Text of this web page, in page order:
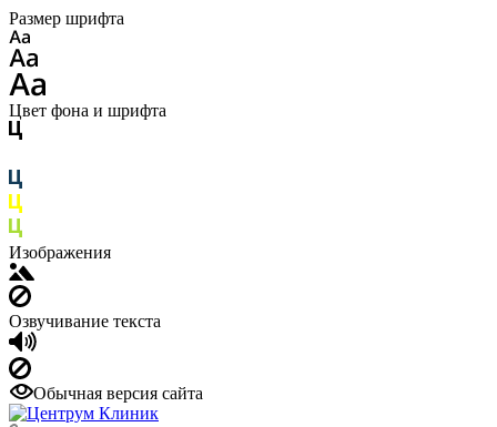
Размер шрифта
Цвет фона и шрифта
Изображения
Озвучивание текста
Обычная версия сайта